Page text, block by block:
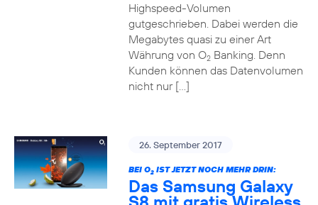
Highspeed-Volumen
gutgeschrieben. Dabei werden die
Megabytes quasi zu einer Art
Währung von O2Banking. Denn
Kunden können das Datenvolumen
nicht nur […]
26. September 2017
BEI O2IST JETZT NOCH MEHR DRIN:
Das Samsung Galaxy